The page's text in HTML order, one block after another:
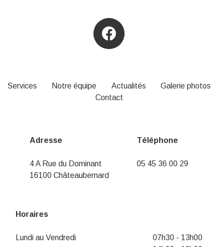
Services Notre équipe Actualités
Galerie photos
Contact
Adresse
4 A Rue du Dominant
16100 Châteaubernard
Téléphone
05 45 36 00 29
Horaires
Lundi au Vendredi
07h30 - 13h00